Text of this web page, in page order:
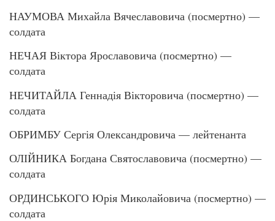
НАУМОВА Михайла Вячеславовича (посмертно) —
солдата
НЕЧАЯ Віктора Ярославовича (посмертно) —
солдата
НЕЧИТАЙЛА Геннадія Вікторовича (посмертно) —
солдата
ОБРИМБУ Сергія Олександровича — лейтенанта
ОЛІЙНИКА Богдана Святославовича (посмертно) —
солдата
ОРДИНСЬКОГО Юрія Миколайовича (посмертно) —
солдата